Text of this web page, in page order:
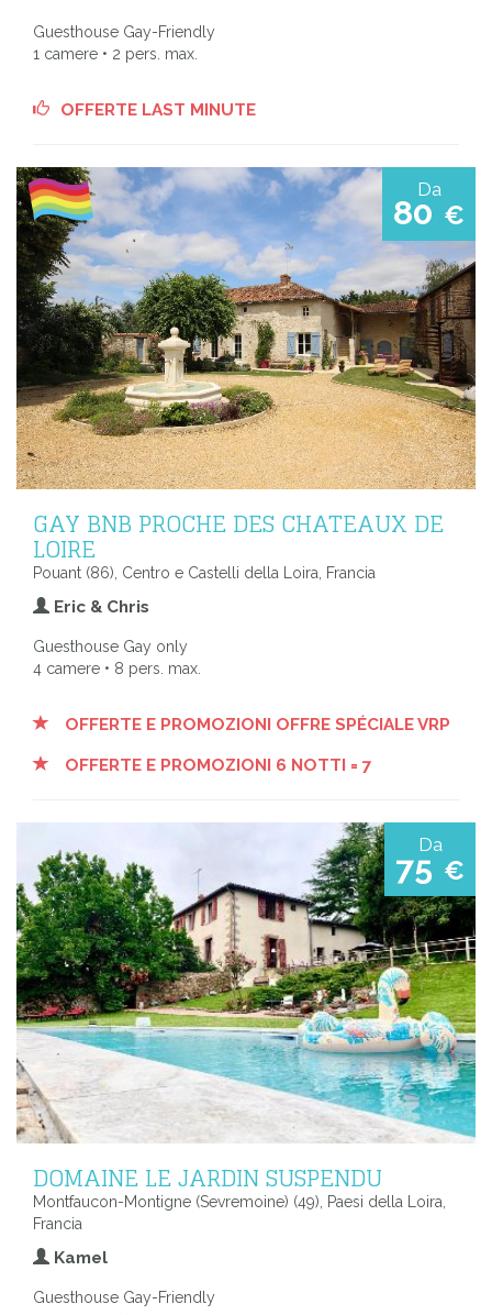
Guesthouse Gay-Friendly
1 camere • 2 pers. max.
OFFERTE LAST MINUTE
Da
80 €
GAY BNB PROCHE DES CHATEAUX DE
LOIRE
Pouant (86), Centro e Castelli della Loira, Francia
Eric & Chris
Guesthouse Gay only
4 camere • 8 pers. max.
OFFERTE E PROMOZIONI OFFRE SPÉCIALE VRP
OFFERTE E PROMOZIONI 6 NOTTI = 7
Da
75 €
DOMAINE LE JARDIN SUSPENDU
Montfaucon-Montigne (Sevremoine) (49), Paesi della Loira,
Francia
Kamel
Guesthouse Gay-Friendly